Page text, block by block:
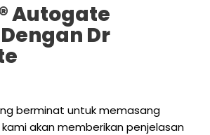
Autogate
Dr
berminat untuk memasang
akan memberikan penjelasan